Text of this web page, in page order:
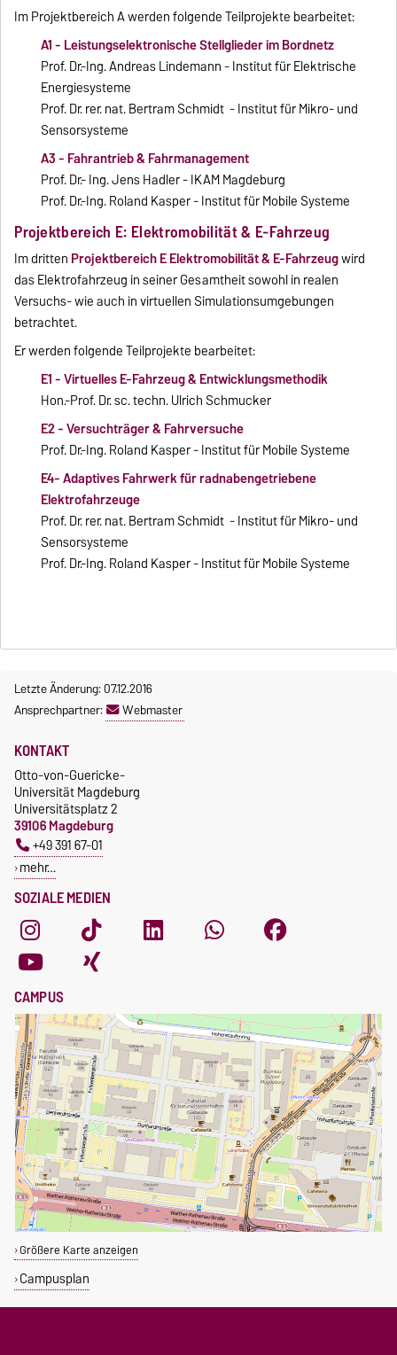
Im Projektbereich A werden folgende Teilprojekte bearbeitet:
A1 - Leistungselektronische Stellglieder im Bordnetz
Prof. Dr.-Ing. Andreas Lindemann - Institut für Elektrische
Energiesysteme
Prof. Dr. rer. nat. Bertram Schmidt - Institut für Mikro- und
Sensorsysteme
A3 - Fahrantrieb & Fahrmanagement
Prof. Dr.- Ing. Jens Hadler - IKAM Magdeburg
Prof. Dr.-Ing. Roland Kasper - Institut für Mobile Systeme
Projektbereich E: Elektromobilität & E-Fahrzeug
Im dritten Projektbereich E Elektromobilität & E-Fahrzeugwird
das Elektrofahrzeug in seiner Gesamtheit sowohl in realen
Versuchs- wie auch in virtuellen Simulationsumgebungen
betrachtet.
Er werden folgende Teilprojekte bearbeitet:
E1 - Virtuelles E-Fahrzeug & Entwicklungsmethodik
Hon.-Prof. Dr. sc. techn. Ulrich Schmucker
E2 - Versuchträger & Fahrversuche
Prof. Dr.-Ing. Roland Kasper - Institut für Mobile Systeme
E4- Adaptives Fahrwerk für radnabengetriebene
Elektrofahrzeuge
Prof. Dr. rer. nat. Bertram Schmidt - Institut für Mikro- und
Sensorsysteme
Prof. Dr.-Ing. Roland Kasper - Institut für Mobile Systeme
Letzte Änderung: 07.12.2016
Ansprechpartner:
Webmaster
SOZIALE MEDIEN
KONTAKT
Otto-von-Guericke-
Universität Magdeburg
Universitätsplatz 2
39106 Magdeburg
+49 391 67-01
mehr…
CAMPUS
Größere Karte anzeigen
Campusplan